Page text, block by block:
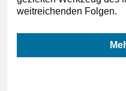
weitreichenden Folgen.